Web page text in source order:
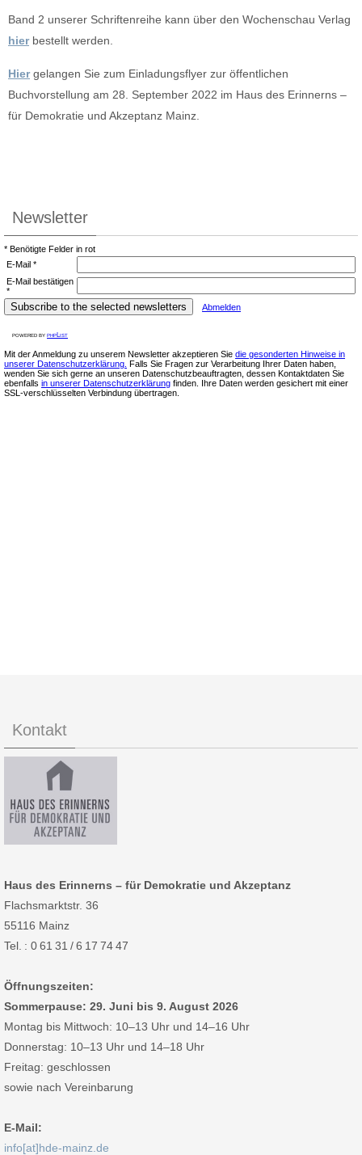
Band 2 unserer Schriftenreihe kann über den Wochenschau Verlag
hierbestellt werden.
Hier gelangen Sie zum Einladungsflyer zur öffentlichen
Buchvorstellung am 28. September 2022 im Haus des Erinnerns –
für Demokratie und Akzeptanz Mainz.
Newsletter
Kontakt
Haus des Erinnerns – für Demokratie und Akzeptanz
Flachsmarktstr. 36
55116 Mainz
Tel. : 0 61 31 / 6 17 74 47
Öffnungszeiten:
Sommerpause: 29. Juni bis 9. August 2026
Montag bis Mittwoch: 10–13 Uhr und 14–16 Uhr
Donnerstag: 10–13 Uhr und 14–18 Uhr
Freitag: geschlossen
sowie nach Vereinbarung
E-Mail:
info[at]hde-mainz.de